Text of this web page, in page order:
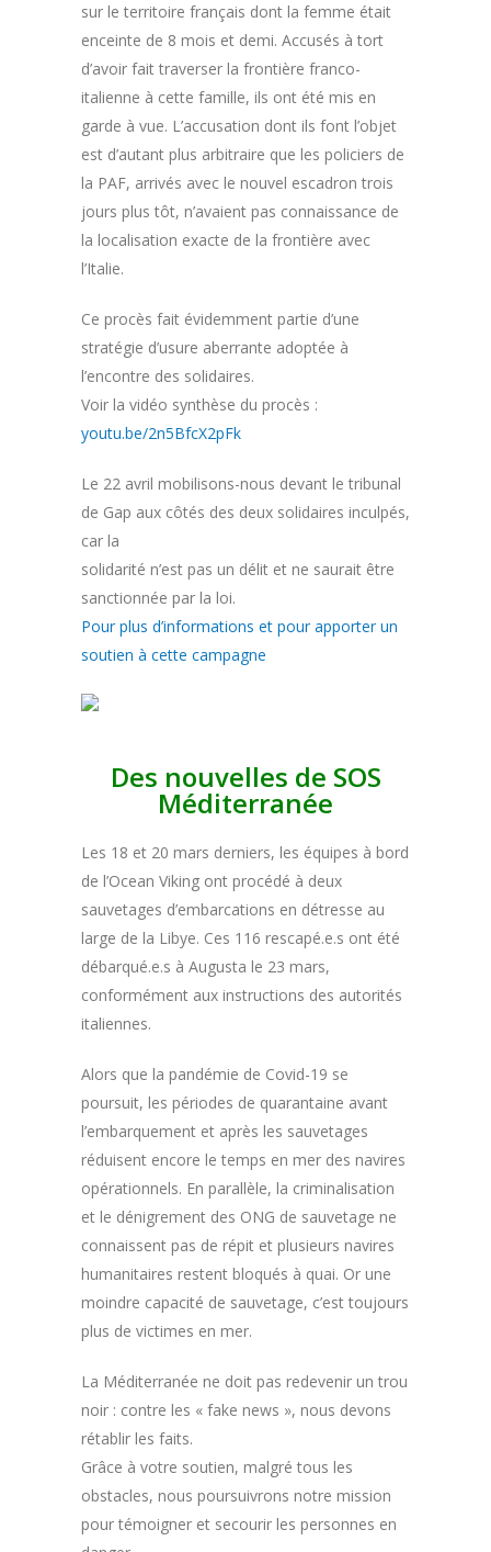
sur le territoire français dont la femme était
enceinte de 8 mois et demi. Accusés à tort
d’avoir fait traverser la frontière franco-
italienne à cette famille, ils ont été mis en
garde à vue. L’accusation dont ils font l’objet
est d’autant plus arbitraire que les policiers de
la PAF, arrivés avec le nouvel escadron trois
jours plus tôt, n’avaient pas connaissance de
la localisation exacte de la frontière avec
l’Italie.
Ce procès fait évidemment partie d’une
stratégie d’usure aberrante adoptée à
l’encontre des solidaires.
Voir la vidéo synthèse du procès :
youtu.be/2n5BfcX2pFk
Le 22 avril mobilisons-nous devant le tribunal
de Gap aux côtés des deux solidaires inculpés,
car la
solidarité n’est pas un délit et ne saurait être
sanctionnée par la loi.
Pour plus d’informations et pour apporter un
soutien à cette campagne
Des nouvelles de SOS
Méditerranée
Les 18 et 20 mars derniers, les équipes à bord
de l’Ocean Viking ont procédé à deux
sauvetages d’embarcations en détresse au
large de la Libye. Ces 116 rescapé.e.s ont été
débarqué.e.s à Augusta le 23 mars,
conformément aux instructions des autorités
italiennes.
Alors que la pandémie de Covid-19 se
poursuit, les périodes de quarantaine avant
l’embarquement et après les sauvetages
réduisent encore le temps en mer des navires
opérationnels. En parallèle, la criminalisation
et le dénigrement des ONG de sauvetage ne
connaissent pas de répit et plusieurs navires
humanitaires restent bloqués à quai. Or une
moindre capacité de sauvetage, c’est toujours
plus de victimes en mer.
La Méditerranée ne doit pas redevenir un trou
noir : contre les « fake news », nous devons
rétablir les faits.
Grâce à votre soutien, malgré tous les
obstacles, nous poursuivrons notre mission
pour témoigner et secourir les personnes en